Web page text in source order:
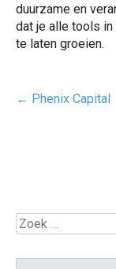
duurzame en
dat je alle tools in
te laten groeien.
Post
← Phenix Capital
Zoek